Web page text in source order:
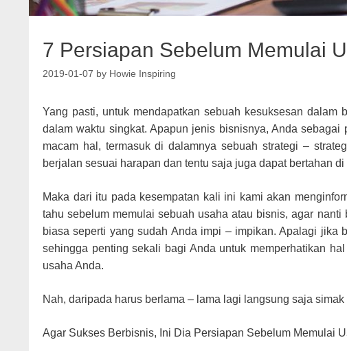
7 Persiapan Sebelum Memulai
2019-01-07 by Howie Inspiring
Yang pasti, untuk mendapatkan sebuah kesuksesan
dalam waktu singkat. Apapun jenis bisnisnya, Anda
macam hal, termasuk di dalamnya sebuah strategi –
berjalan sesuai harapan dan tentu saja juga dapat bertahan di
Maka dari itu pada kesempatan kali ini kami akan
tahu sebelum memulai sebuah usaha atau bisnis, agar
biasa seperti yang sudah Anda impi – impikan. Apalagi
sehingga penting sekali bagi Anda untuk memperhatikan
usaha Anda.
Nah, daripada harus berlama – lama lagi langsung saja
Agar Sukses Berbisnis, Ini Dia Persiapan Sebelum Memulai